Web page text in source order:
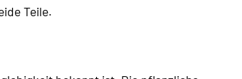
Teile.